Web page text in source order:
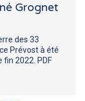
Grognet
des 33
Prévost à été
fin 2022. PDF